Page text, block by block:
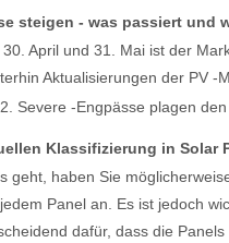
steigen - was passiert und
April und 31. Mai ist der
Aktualisierungen der PV
Severe -Engpässe plagen
Klassifizierung in Solar
geht, haben Sie
Panel an. Es ist jedoch
dafür, dass die